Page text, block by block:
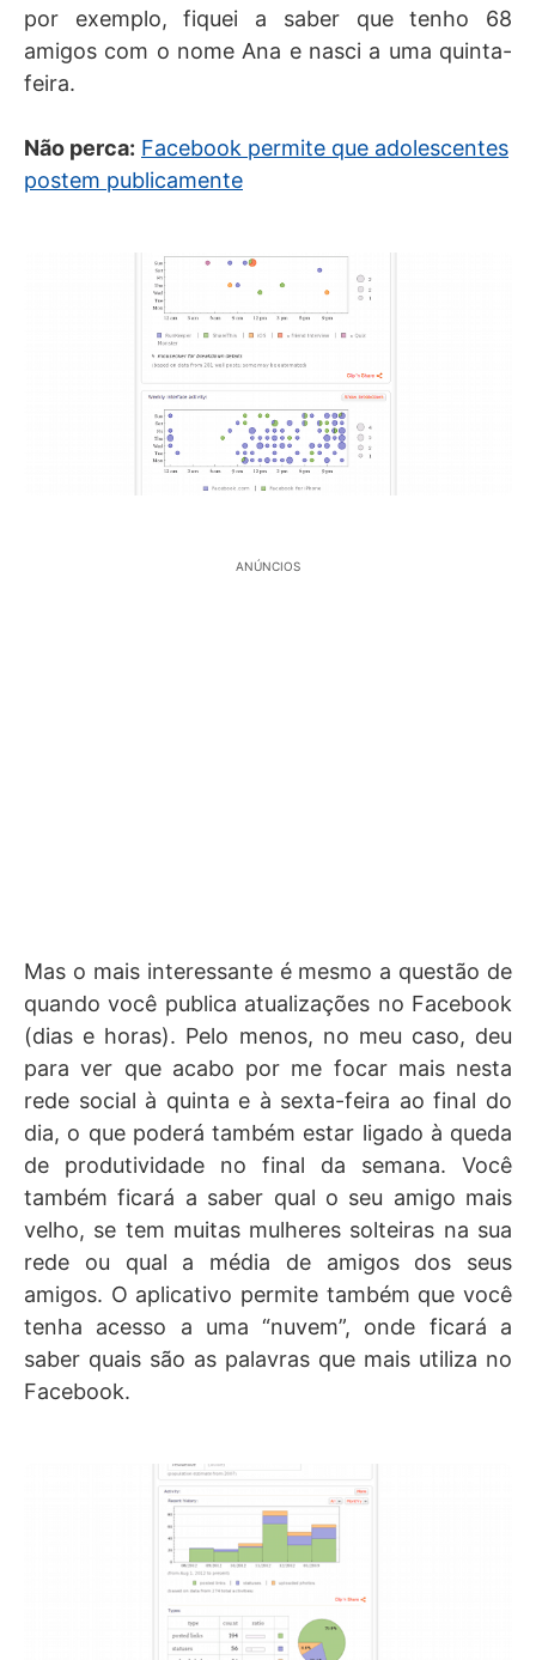
por exemplo, fiquei a saber que tenho 68
amigos com o nome Ana e nasci a uma quinta-
feira.
Não perca: Facebook permite que adolescentes
postem publicamente
ANÚNCIOS
Mas o mais interessante é mesmo a questão de
quando você publica atualizações no Facebook
(dias e horas). Pelo menos, no meu caso, deu
para ver que acabo por me focar mais nesta
rede social à quinta e à sexta-feira ao final do
dia, o que poderá também estar ligado à queda
de produtividade no final da semana. Você
também ficará a saber qual o seu amigo mais
velho, se tem muitas mulheres solteiras na sua
rede ou qual a média de amigos dos seus
amigos. O aplicativo permite também que você
tenha acesso a uma “nuvem”, onde ficará a
saber quais são as palavras que mais utiliza no
Facebook.